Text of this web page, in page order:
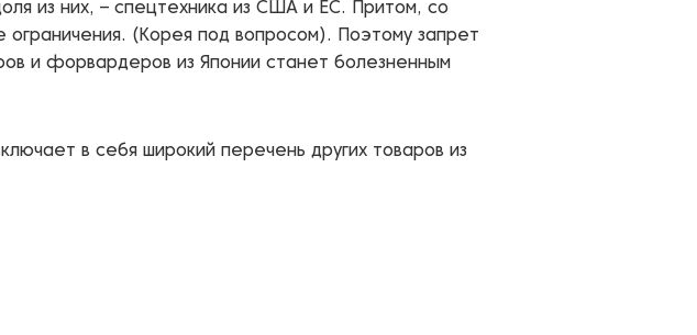
из них, – спецтехника из США и ЕС. Притом, со
(Корея под вопросом). Поэтому запрет
и форвардеров из Японии станет болезненным
в себя широкий перечень других товаров из